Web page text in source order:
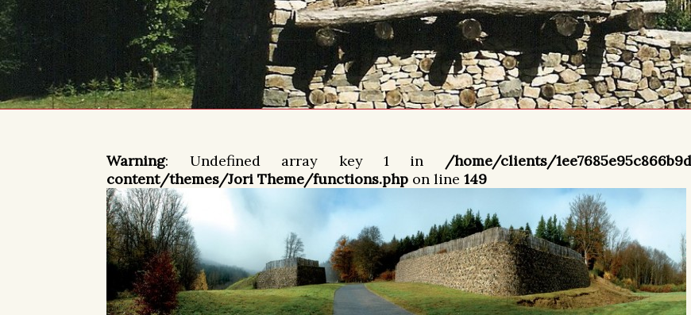
Warning: Undefined array key 1 in
/home/clients/
content/themes/Jori Theme/functions.php on line149